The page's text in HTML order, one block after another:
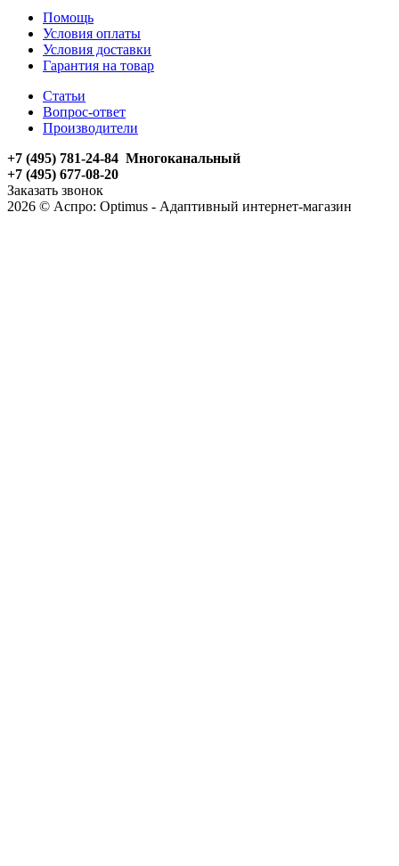
Помощь
Условия оплаты
Условия доставки
Гарантия на товар
Статьи
Вопрос-ответ
Производители
+7 (495) 781-24-84 Многоканальный
+7 (495) 677-08-20
Заказать звонок
2026 © Аспро: Optimus - Адаптивный интернет-магазин